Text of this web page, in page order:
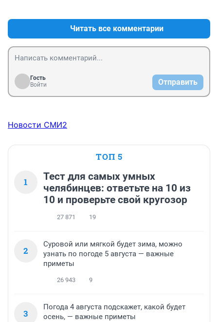
имеющим целью свободу личности и общества. При
этом возможности государства и церкви влиять на
жизнь общества ограничиваются конституцией.
Важнейшими составляющими в современном
либерализме признаются свобода слова (свобода
публичного высказывания), свобода совести
(отделение религии от государства, светское
либерализма являются неприкосновенность частной
собственности, свобода торговли и
Читать все комментарии
Гость
Войти
Отправить
Новости СМИ2
ТОП 5
1
Тест для самых умных
челябинцев: ответьте на 10 из
10 и проверьте свой кругозор
27 871 19
2
Суровой или мягкой будет зима, можно
узнать по погоде 5 августа — важные
приметы
26 943 9
3
Погода 4 августа подскажет, какой будет
осень, — важные приметы